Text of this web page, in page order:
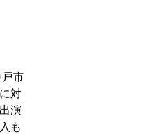
市
対
演
も